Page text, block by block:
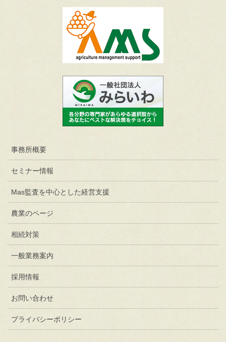
事務所概要
セミナー情報
Mas監査を中心とした経営支援
農業のページ
相続対策
一般業務案内
採用情報
お問い合わせ
プライバシーポリシー